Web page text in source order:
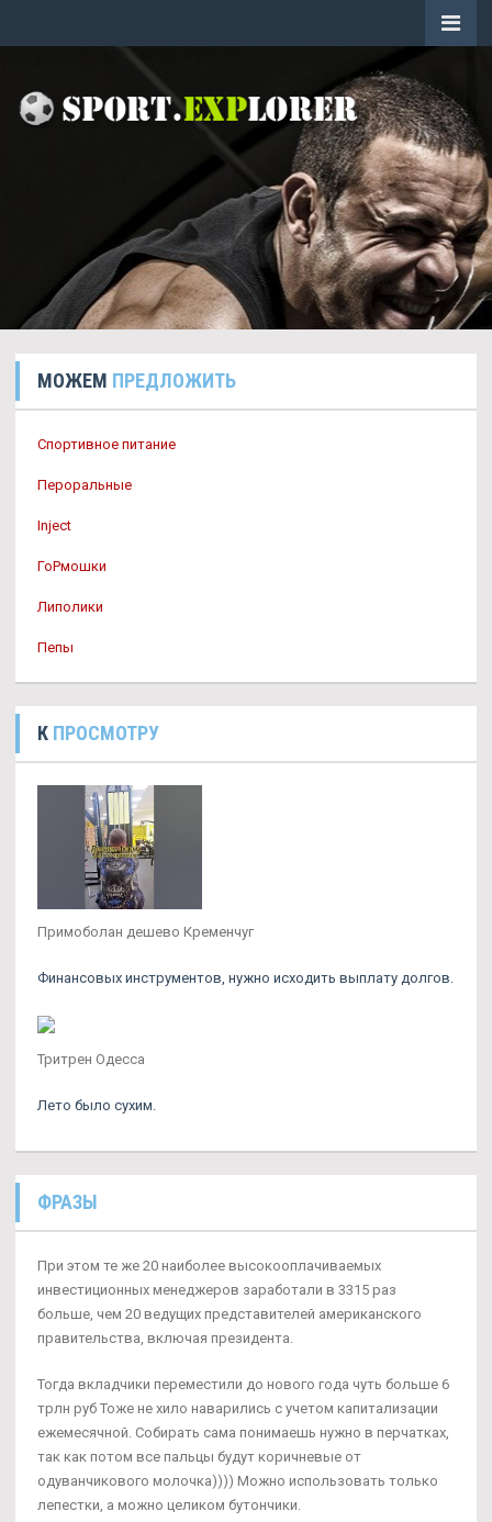
МОЖЕМ ПРЕДЛОЖИТЬ
Спортивное питание
Пероральные
Inject
ГоРмошки
Липолики
Пепы
К ПРОСМОТРУ
Примоболан дешево Кременчуг
Финансовых инструментов, нужно исходить выплату долгов.
Тритрен Одесса
Лето было сухим.
ФРАЗЫ
При этом те же 20 наиболее высокооплачиваемых
инвестиционных менеджеров заработали в 3315 раз
больше, чем 20 ведущих представителей американского
правительства, включая президента.
Тогда вкладчики переместили до нового года чуть больше 6
трлн руб Тоже не хило наварились с учетом капитализации
ежемесячной. Собирать сама понимаешь нужно в перчатках,
так как потом все пальцы будут коричневые от
одуванчикового молочка)))) Можно использовать только
лепестки, а можно целиком бутончики.